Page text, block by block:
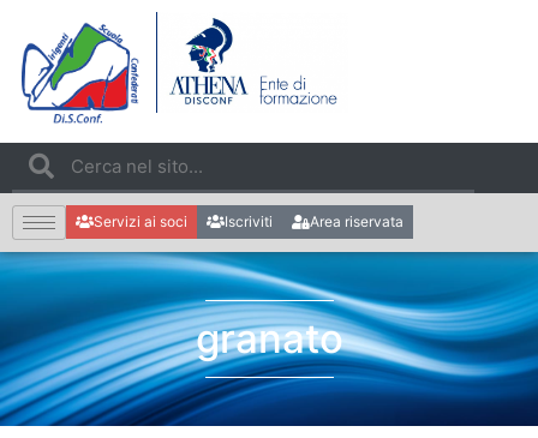
Servizi ai soci Iscriviti Area riservata
granato